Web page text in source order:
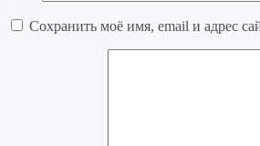
Сохранить моё имя, email и адрес